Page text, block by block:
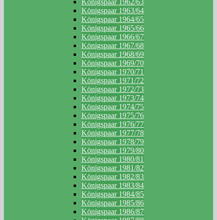
Königspaar 1963/64
Königspaar 1964/65
Königspaar 1965/66
Königspaar 1966/67
Königspaar 1967/68
Königspaar 1968/69
Königspaar 1969/70
Königspaar 1970/71
Königspaar 1971/72
Königspaar 1972/73
Königspaar 1973/74
Königspaar 1974/75
Königspaar 1975/76
Königspaar 1976/77
Königspaar 1977/78
Königspaar 1978/79
Königspaar 1979/80
Königspaar 1980/81
Königspaar 1981/82
Königspaar 1982/83
Königspaar 1983/84
Königspaar 1984/85
Königspaar 1985/86
Königspaar 1986/87